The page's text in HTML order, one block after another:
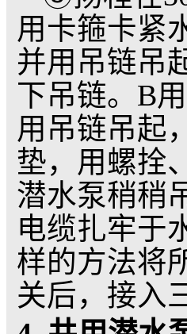
⑨检查电
备，然后
灌一桶水
水电泵直
向是否与
任意两个
2. 井用潜
①两吨以